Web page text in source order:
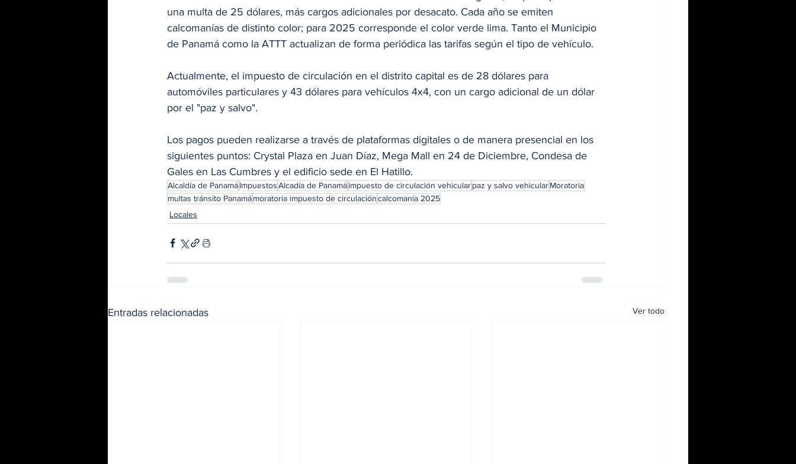
una multa de 25 dólares, más cargos adicionales por desacato. Cada año se emiten
calcomanías de distinto color; para 2025 corresponde el color verde lima. Tanto el Municipio
de Panamá como la ATTT actualizan de forma periódica las tarifas según el tipo de vehículo.
Actualmente, el impuesto de circulación en el distrito capital es de 28 dólares para
automóviles particulares y 43 dólares para vehículos 4x4, con un cargo adicional de un dólar
por el "paz y salvo".
Los pagos pueden realizarse a través de plataformas digitales o de manera presencial en los
siguientes puntos: Crystal Plaza en Juan Díaz, Mega Mall en 24 de Diciembre, Condesa de
Gales en Las Cumbres y el edificio sede en El Hatillo.
Alcaldía de PanamáImpuestosAlcadía de Panamáimpuesto de circulación vehicularpaz y salvo vehicularMoratoria
multas tránsito Panamámoratoria impuesto de circulacióncalcomanía 2025
Locales
Entradas relacionadas Ver todo